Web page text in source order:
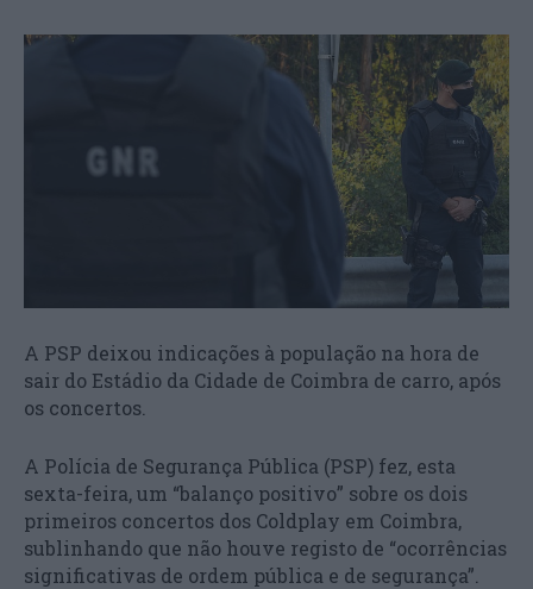
A PSP deixou indicações à população na hora de
sair do Estádio da Cidade de Coimbra de carro, após
os concertos.
A Polícia de Segurança Pública (PSP) fez, esta
sexta-feira, um “balanço positivo” sobre os dois
primeiros concertos dos Coldplay em Coimbra,
sublinhando que não houve registo de “ocorrências
significativas de ordem pública e de segurança”.